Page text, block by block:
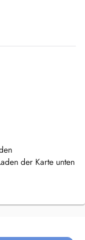
der Karte unten